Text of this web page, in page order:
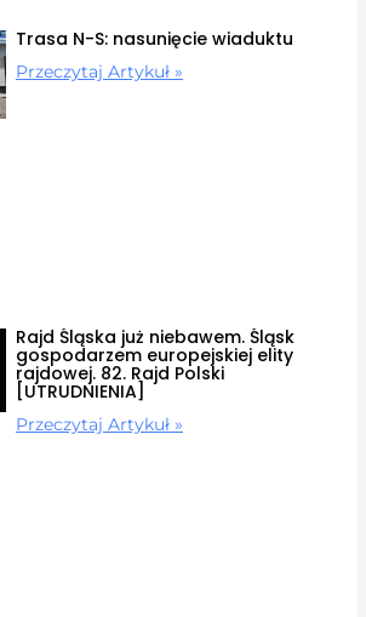
Trasa N-S: nasunięcie wiaduktu
Przeczytaj Artykuł »
Rajd Śląska już niebawem. Śląsk
gospodarzem europejskiej elity
rajdowej. 82. Rajd Polski
[UTRUDNIENIA]
Przeczytaj Artykuł »